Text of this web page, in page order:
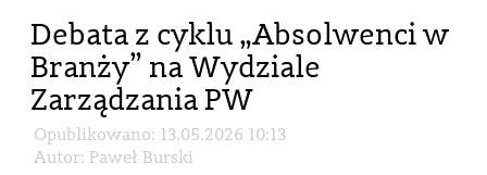
Debata z cyklu „Absolwenci w
Branży” na Wydziale
Zarządzania PW
Opublikowano: 13.05.2026 10:13
Autor: Paweł Burski